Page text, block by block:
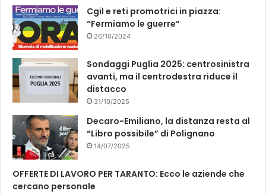
k
Cgil e reti promotrici in piazza:
“Fermiamo le guerre”
26/10/2024
Sondaggi Puglia 2025: centrosinistra
avanti, ma il centrodestra riduce il
distacco
31/10/2025
Decaro-Emiliano, la distanza resta al
“Libro possibile” di Polignano
14/07/2025
OFFERTE DI LAVORO PER TARANTO: Ecco le aziende che
cercano personale